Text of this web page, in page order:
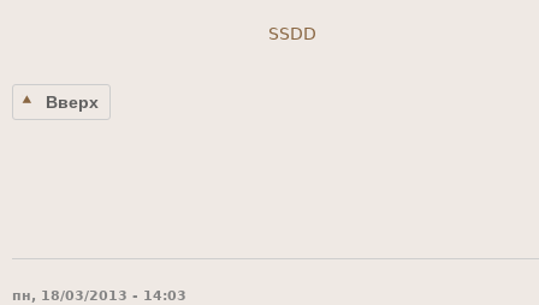
SSDD
Вверх
пн, 18/03/2013 - 14:03